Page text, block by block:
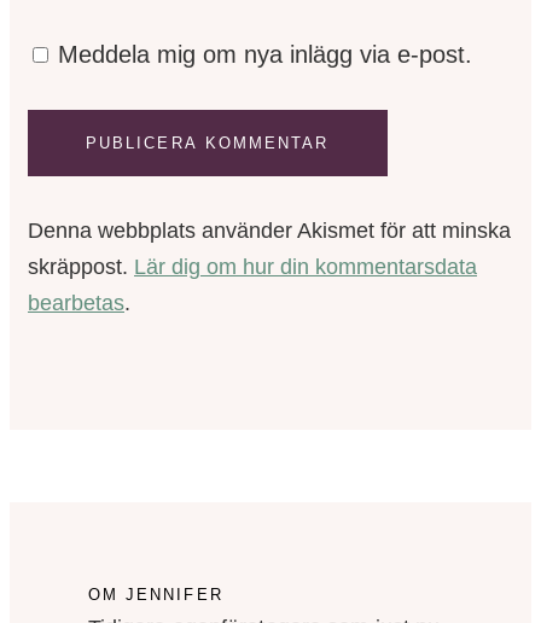
Meddela mig om nya inlägg via e-post.
Denna webbplats använder Akismet för att minska
skräppost. Lär dig om hur din kommentarsdata
bearbetas.
OM JENNIFER